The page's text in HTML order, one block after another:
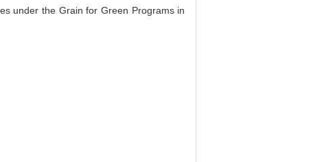
under the Grain for Green Programs in